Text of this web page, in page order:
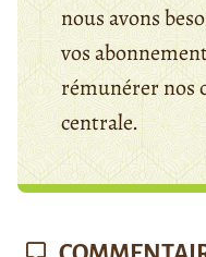
nous avons
vos
rémunérer nos
centrale.